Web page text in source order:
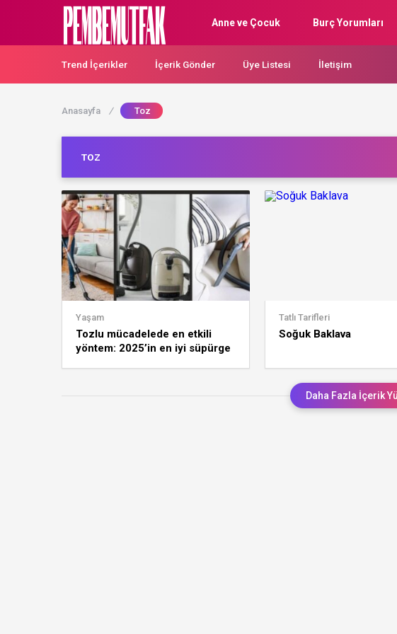
Anne ve Çocuk Burç Yorumları
Trend İçerikler İçerik Gönder Üye Listesi İletişim
Anasayfa / Toz
TOZ
Yaşam
Tozlu mücadelede en etkili
yöntem: 2025’in en iyi süpürge
Tatlı Tarifleri
Soğuk Baklava
Daha Fazla İçerik